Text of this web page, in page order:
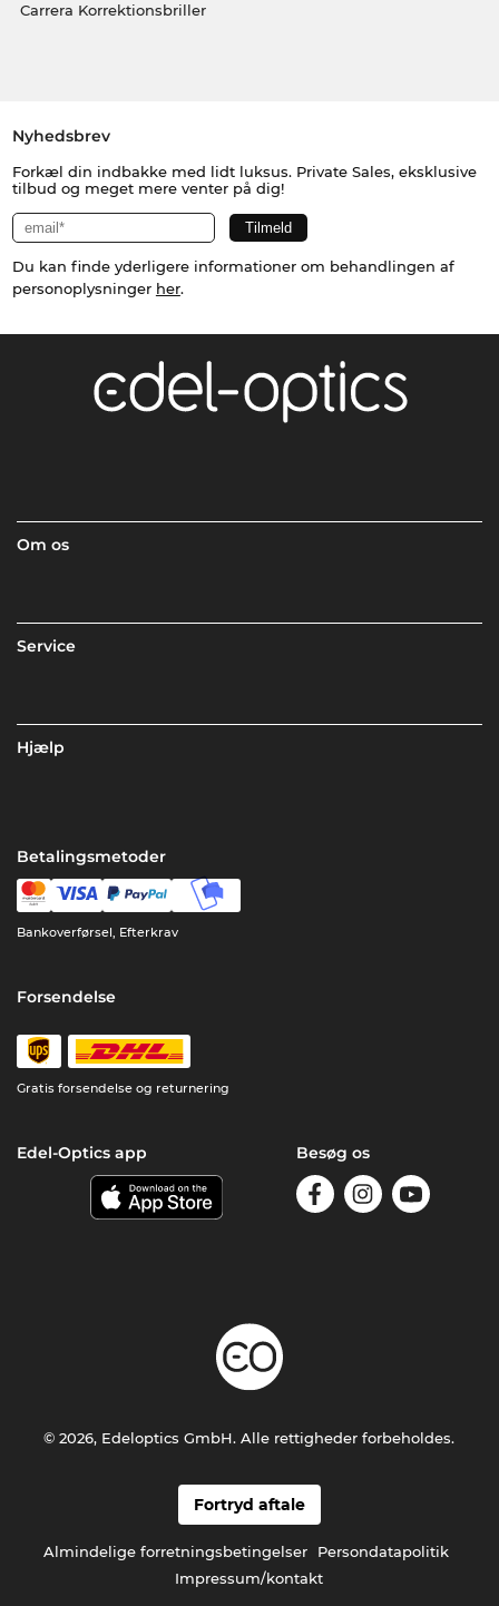
Carrera Korrektionsbriller
Nyhedsbrev
Forkæl din indbakke med lidt luksus. Private Sales, eksklusive
tilbud og meget mere venter på dig!
Du kan finde yderligere informationer om behandlingen af
personoplysninger her.
Om os
Service
Hjælp
Betalingsmetoder
Bankoverførsel, Efterkrav
Forsendelse
Gratis forsendelse og returnering
Edel-Optics app Besøg os
Fortryd aftale
Almindelige forretningsbetingelser
Persondatapolitik
Impressum/kontakt
© 2026, Edeloptics GmbH. Alle rettigheder forbeholdes.